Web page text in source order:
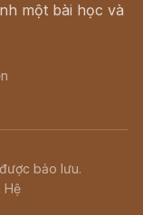
một bài học và
bảo lưu.
Hệ